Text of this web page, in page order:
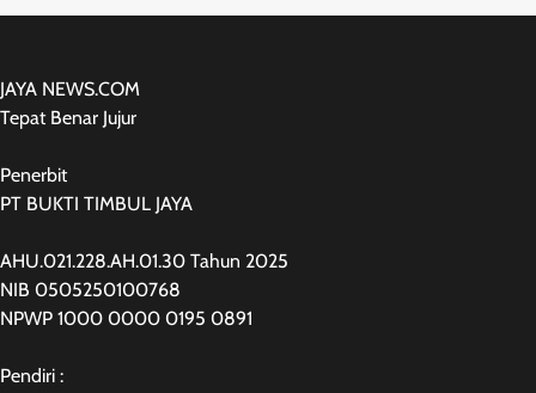
JAYA NEWS.COM
Tepat Benar Jujur
Penerbit
PT BUKTI TIMBUL JAYA
AHU.021.228.AH.01.30 Tahun 2025
NIB 0505250100768
NPWP 1000 0000 0195 0891
Pendiri :